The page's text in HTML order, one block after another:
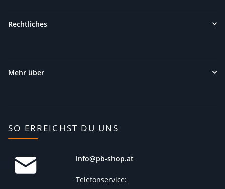
Rechtliches
Mehr über
SO ERREICHST DU UNS
info@pb-shop.at
Telefonservice: